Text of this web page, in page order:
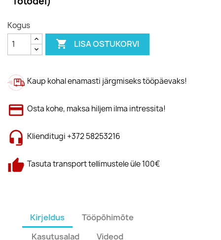
Kogus
 LISA OSTUKORVI
Kaup kohal enamasti järgmiseks tööpäevaks!
Osta kohe, maksa hiljem ilma intressita!
Klienditugi +372 58253216
Tasuta transport tellimustele üle 100€
Kirjeldus
Tööpõhimõte
Kasutusalad
Videod